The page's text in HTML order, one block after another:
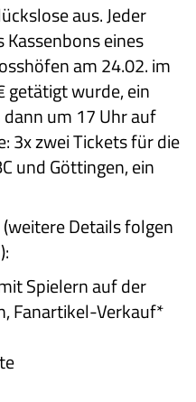
aus. Jeder
Kassenbons eines
am 24.02. im
getätigt wurde, ein
um 17 Uhr auf
3x zwei Tickets für die
und Göttingen, ein
Details folgen
Spielern auf der
Fanartikel-Verkauf*